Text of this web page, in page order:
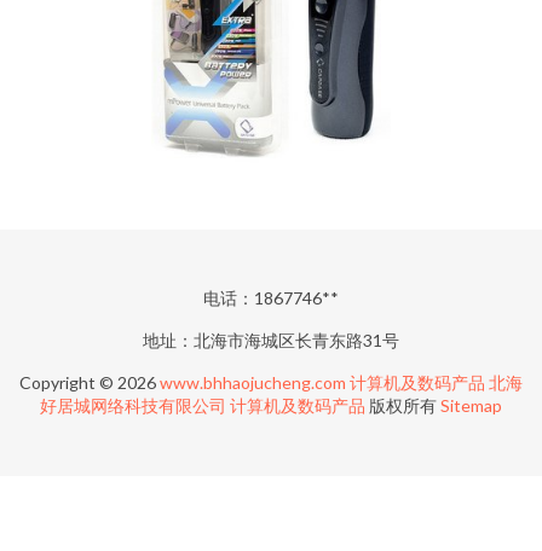
电话：1867746**
地址：北海市海城区长青东路31号
Copyright © 2026www.bhhaojucheng.com 计算机及数码产品 北海
好居城网络科技有限公司 计算机及数码产品 版权所有Sitemap